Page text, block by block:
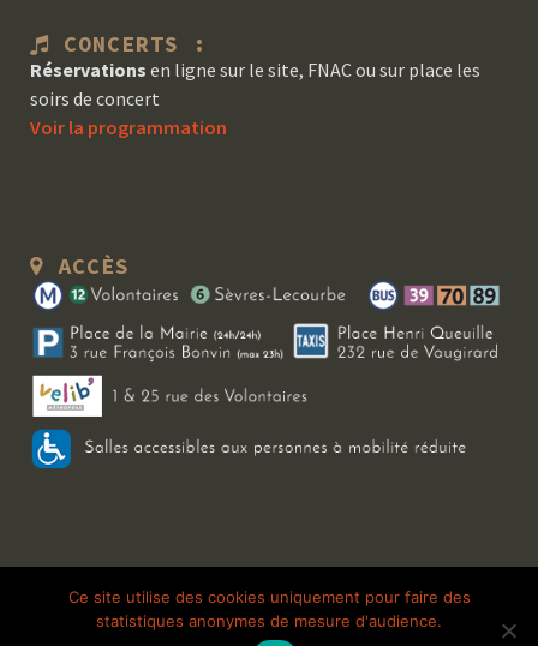
CONCERTS :
Réservations en ligne sur le site, FNAC ou sur place les
soirs de concert
Voir la programmation
ACCÈS
Copyright 2026 Le Bal Blomet | Tous droits réservés | Mentions légales
Galerie photo
Ce site utilise des cookies uniquement pour faire des
statistiques anonymes de mesure d'audience.